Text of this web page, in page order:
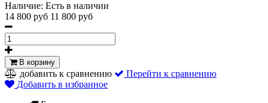
Наличие: Есть в наличии
14 800 руб 11 800 руб
В корзину
добавить к сравнению
Перейти к сравнению
Добавить в избранное